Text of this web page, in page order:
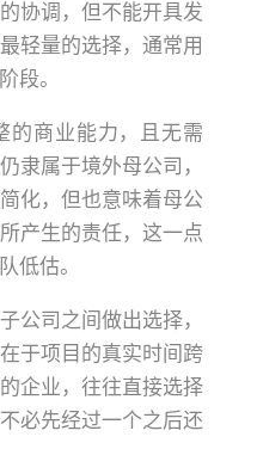
协调，但不能开具发
轻量的选择，通常用
段。
的商业能力，且无需
隶属于境外母公司，
化，但也意味着母公
产生的责任，这一点
低估。
公司之间做出选择，
于项目的真实时间跨
企业，往往直接选择
必先经过一个之后还